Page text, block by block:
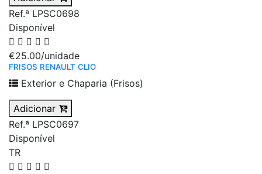
Ref.ª LPSC0698
Disponível
€25.00/unidade
FRISOS RENAULT CLIO
Exterior e Chaparia (Frisos)
Adicionar
Ref.ª LPSC0697
Disponível
TR